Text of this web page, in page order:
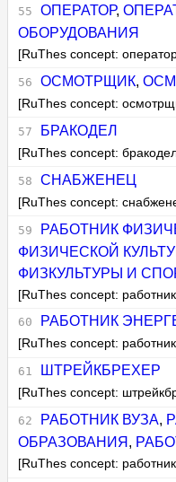
ОПЕРАТОР,
ОБОРУДОВАНИЯ
[RuThes concept:
ОСМОТРЩИК,
[RuThes concept:
БРАКОДЕЛ
[RuThes concept:
СНАБЖЕНЕЦ
[RuThes concept:
РАБОТНИК
ФИЗИЧЕСКОЙ
ФИЗКУЛЬТУРЫ И
[RuThes concept:
РАБОТНИК
[RuThes concept: работник
ШТРЕЙКБРЕХЕР
[RuThes concept:
РАБОТНИК ВУЗА,
ОБРАЗОВАНИЯ ,
[RuThes concept: